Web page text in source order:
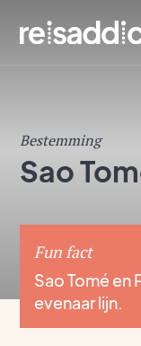
Bestemming
Sao
Fun fact
Sao Tomé en
evenaar lijn.